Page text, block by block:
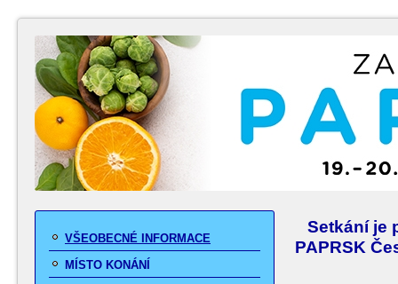
Setkání je
PAPRSK
VŠEOBECNÉ INFORMACE
MÍSTO KONÁNÍ